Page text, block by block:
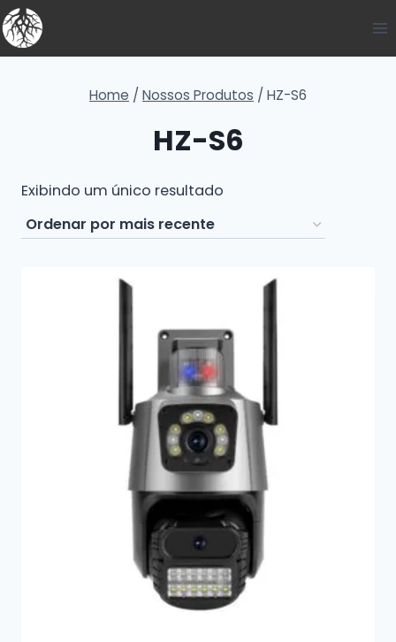
Home / Nossos Produtos / HZ-S6
HZ-S6
Exibindo um único resultado